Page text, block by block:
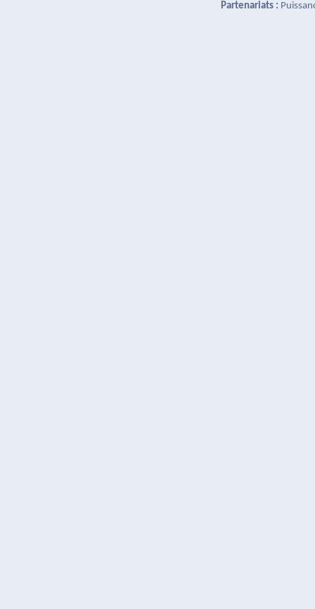
Partenariats :